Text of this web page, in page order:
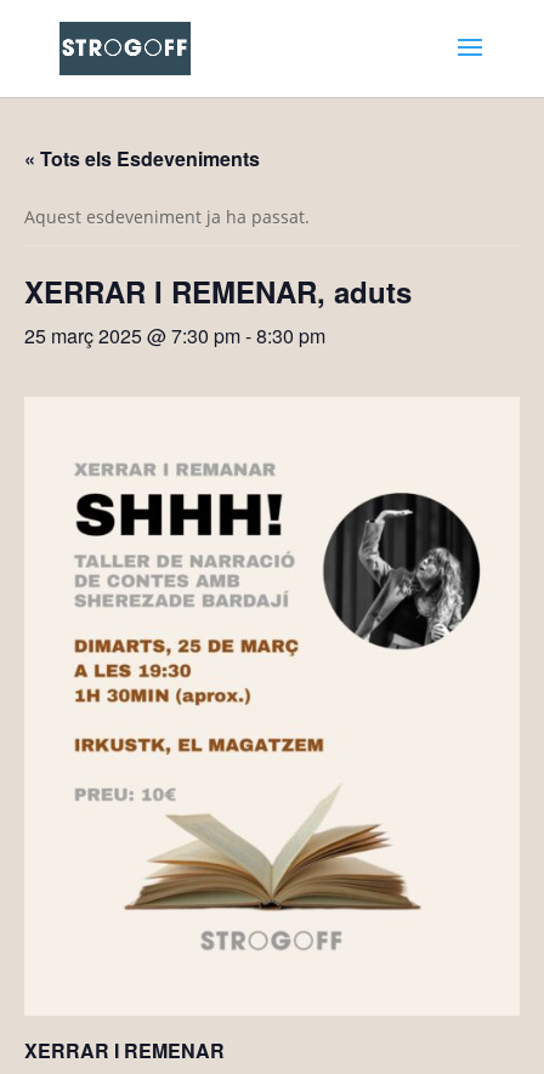
« Tots els Esdeveniments
Aquest esdeveniment ja ha passat.
XERRAR I REMENAR, aduts
25 març 2025 @ 7:30 pm-8:30 pm
XERRAR I REMENAR